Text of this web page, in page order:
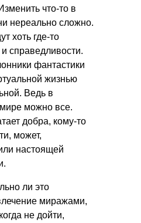
что-то в
нереально сложно.
хоть где-то
справедливости.
фантастики
жизнью
Ведь в
можно все.
добра, кому-то
может,
настоящей
ли это
миражами,
не дойти,